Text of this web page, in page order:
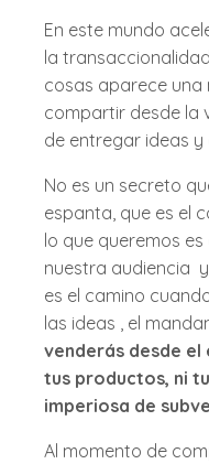
En este mundo
la
cosas aparece una
compartir desde la
de entregar ideas y
No es un secreto
espanta, que es el
lo que queremos
nuestra audiencia
es el camino
las ideas , el
venderás desde el
tus productos, ni
imperiosa de
Al momento de